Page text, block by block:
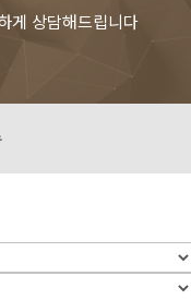
게 상담해드립니다